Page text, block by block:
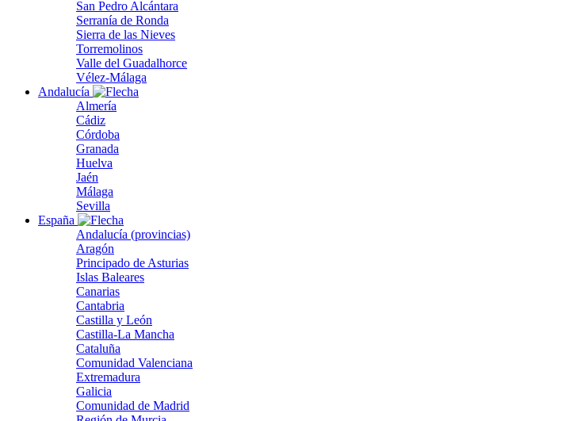
San Pedro Alcántara
Serranía de Ronda
Sierra de las Nieves
Torremolinos
Valle del Guadalhorce
Vélez-Málaga
Andalucía
Almería
Cádiz
Córdoba
Granada
Huelva
Jaén
Málaga
Sevilla
España
Andalucía (provincias)
Aragón
Principado de Asturias
Islas Baleares
Canarias
Cantabria
Castilla y León
Castilla-La Mancha
Cataluña
Comunidad Valenciana
Extremadura
Galicia
Comunidad de Madrid